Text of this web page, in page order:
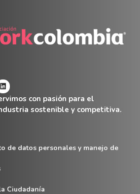
con pasión para el
sostenible y competitiva.
de datos personales y manejo de
Ciudadanía